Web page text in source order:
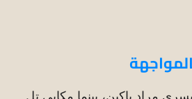
مراد ياكين، بينما مكابي تل